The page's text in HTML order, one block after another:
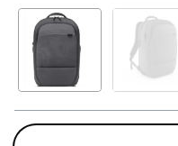
Lādētāji un
Dokstacijas
Portatīvie
Audio